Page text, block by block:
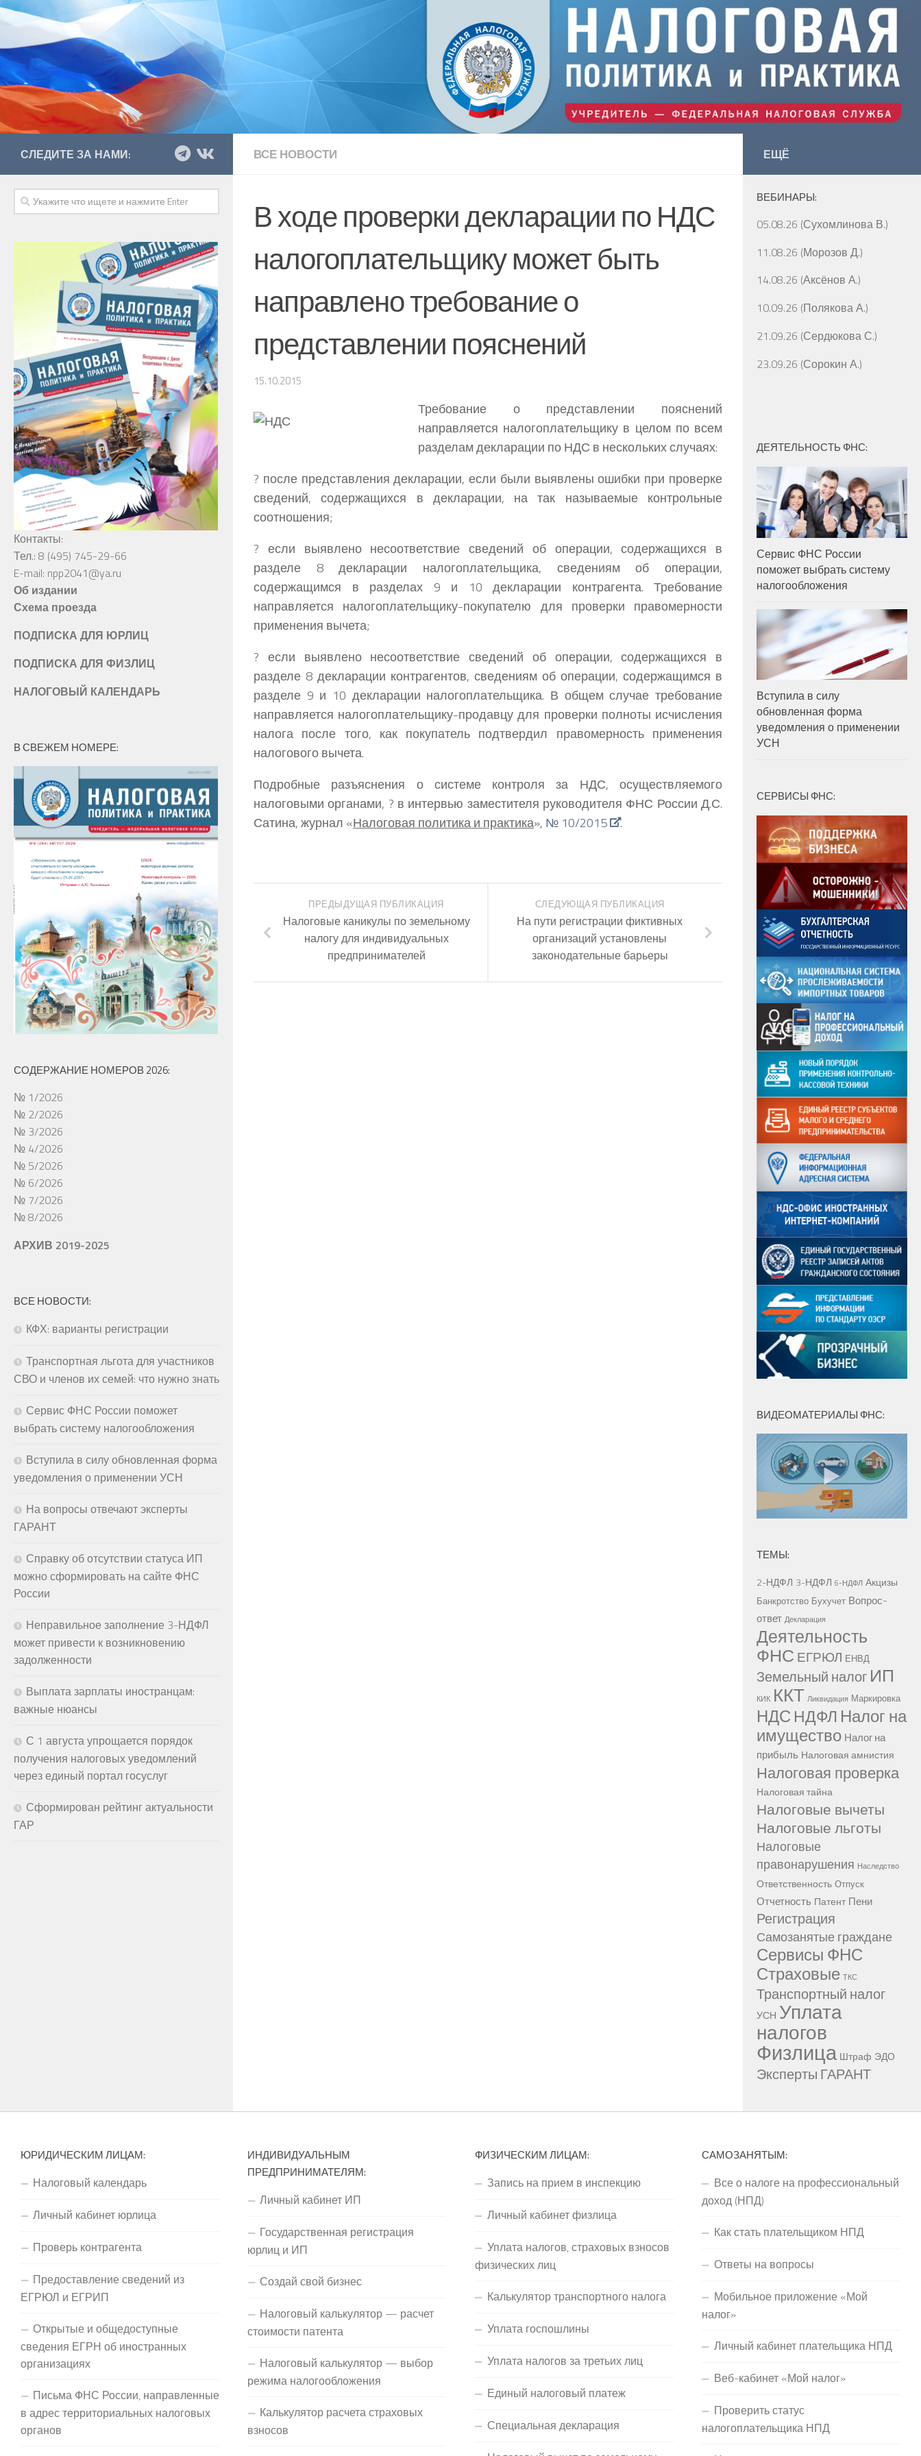
ВСЕ НОВОСТИ
В ходе проверки декларации по НДС
налогоплательщику может быть
направлено требование о
представлении пояснений
15.10.2015
Требование о представлении пояснений
направляется налогоплательщику в целом по всем
разделам декларации по НДС в нескольких случаях:
? после представления декларации, если были выявлены ошибки при проверке
сведений, содержащихся в декларации, на так называемые контрольные
соотношения;
? если выявлено несоответствие сведений об операции, содержащихся в
разделе 8 декларации налогоплательщика, сведениям об операции,
содержащимся в разделах 9 и 10 декларации контрагента. Требование
направляется налогоплательщику-покупателю для проверки правомерности
применения вычета;
? если выявлено несоответствие сведений об операции, содержащихся в
разделе 8 декларации контрагентов, сведениям об операции, содержащимся в
разделе 9 и 10 декларации налогоплательщика. В общем случае требование
направляется налогоплательщику-продавцу для проверки полноты исчисления
налога после того, как покупатель подтвердил правомерность применения
налогового вычета.
Подробные разъяснения о системе контроля за НДС, осуществляемого
налоговыми органами, ? в интервью заместителя руководителя ФНС России Д.С.
Сатина, журнал «Налоговая политика и практика», № 10/2015 .
СЛЕДУЮЩАЯ ПУБЛИКАЦИЯ
На пути регистрации фиктивных
организаций установлены
законодательные барьеры
ПРЕДЫДУЩАЯ ПУБЛИКАЦИЯ
Налоговые каникулы по земельному
налогу для индивидуальных
предпринимателей
СЛЕДИТЕ ЗА НАМИ:
Контакты:
Тел.: 8 (495) 745-29-66
E-mail: npp2041@ya.ru
Об издании
Схема проезда
ПОДПИСКА ДЛЯ ЮРЛИЦ
ПОДПИСКА ДЛЯ ФИЗЛИЦ
НАЛОГОВЫЙ КАЛЕНДАРЬ
В СВЕЖЕМ НОМЕРЕ:
СОДЕРЖАНИЕ НОМЕРОВ 2026:
№ 1/2026
№ 2/2026
№ 3/2026
№ 4/2026
№ 5/2026
№ 6/2026
№ 7/2026
№ 8/2026
АРХИВ 2019-2025
ВСЕ НОВОСТИ:
КФХ: варианты регистрации
Транспортная льгота для участников
СВО и членов их семей: что нужно знать
Сервис ФНС России поможет
выбрать систему налогообложения
Вступила в силу обновленная форма
уведомления о применении УСН
На вопросы отвечают эксперты
ГАРАНТ
Справку об отсутствии статуса ИП
можно сформировать на сайте ФНС
России
Неправильное заполнение 3-НДФЛ
может привести к возникновению
задолженности
Выплата зарплаты иностранцам:
важные нюансы
С 1 августа упрощается порядок
получения налоговых уведомлений
через единый портал госуслуг
Сформирован рейтинг актуальности
ГАР
ЕЩЁ
ВЕБИНАРЫ:
05.08.26 (Сухомлинова В.)
11.08.26 (Морозов Д.)
14.08.26 (Аксёнов А.)
10.09.26 (Полякова А.)
21.09.26 (Сердюкова С.)
23.09.26 (Сорокин А.)
ДЕЯТЕЛЬНОСТЬ ФНС:
Сервис ФНС России
поможет выбрать систему
налогообложения
Вступила в силу
обновленная форма
уведомления о применении
УСН
СЕРВИСЫ ФНС:
ВИДЕОМАТЕРИАЛЫ ФНС:
ТЕМЫ:
2-НДФЛ 3-НДФЛ 6-НДФЛ Акцизы
Банкротство Бухучет Вопрос-
ответ Декларация
Деятельность
ФНС ЕГРЮЛ ЕНВД
Земельный налог ИП
КИК ККТ Ликвидация Маркировка
НДС НДФЛ Налог на
имущество Налог на
прибыль Налоговая амнистия
Налоговая проверка
Налоговая тайна
Налоговые вычеты
Налоговые льготы
Налоговые
правонарушения Наследство
Ответственность Отпуск
Отчетность Патент Пени
Регистрация
Самозанятые граждане
Сервисы ФНС
Страховые ТКС
Транспортный налог
УСН Уплата
налогов
Физлица Штраф ЭДО
Эксперты ГАРАНТ
ЮРИДИЧЕСКИМ ЛИЦАМ:
Налоговый календарь
Личный кабинет юрлица
Проверь контрагента
Предоставление сведений из
ЕГРЮЛ и ЕГРИП
Открытые и общедоступные
сведения ЕГРН об иностранных
организациях
Письма ФНС России, направленные
в адрес территориальных налоговых
органов
ИНДИВИДУАЛЬНЫМ
ПРЕДПРИНИМАТЕЛЯМ:
Личный кабинет ИП
Государственная регистрация
юрлиц и ИП
Создай свой бизнес
Налоговый калькулятор — расчет
стоимости патента
Налоговый калькулятор — выбор
режима налогообложения
Калькулятор расчета страховых
взносов
ФИЗИЧЕСКИМ ЛИЦАМ:
Запись на прием в инспекцию
Личный кабинет физлица
Уплата налогов, страховых взносов
физических лиц
Калькулятор транспортного налога
Уплата госпошлины
Уплата налогов за третьих лиц
Единый налоговый платеж
Специальная декларация
САМОЗАНЯТЫМ:
Все о налоге на профессиональный
доход (НПД)
Как стать плательщиком НПД
Ответы на вопросы
Мобильное приложение «Мой
налог»
Личный кабинет плательщика НПД
Веб-кабинет «Мой налог»
Проверить статус
налогоплательщика НПД